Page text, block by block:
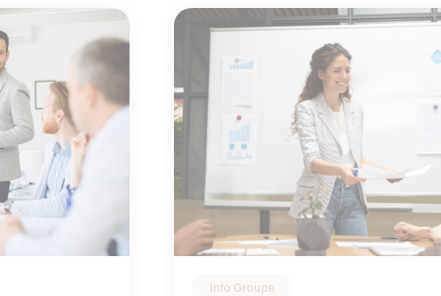
professionnel dès maintenant.
Info Groupe